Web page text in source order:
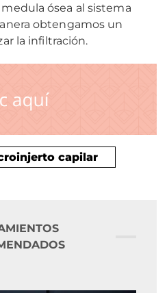
ósea al sistema
obtengamos un
la infiltración.
capilar